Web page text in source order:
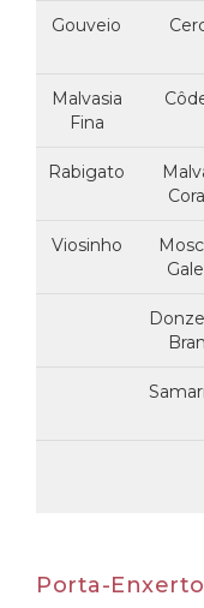
Gouveio
Malvasia
Fina
Rabigato
Viosinho
Porta-